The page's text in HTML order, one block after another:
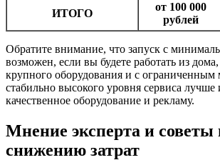
ИТОГО
от 100 000
рублей
Обратите внимание, что запуск с
возможен, если вы будете работать из
крупного оборудования и с
стабильно высокого уровня сервиса лучше
качественное оборудование и рекламу.
Мнение эксперта и советы
снижению затрат